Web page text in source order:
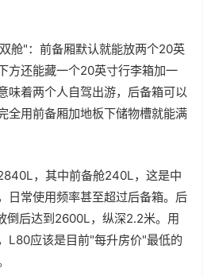
舱"：前备厢默认就能放两个20英
方还能藏一个20英寸行李箱加一
味着两个人自驾出游，后备箱可以
全用前备厢加地板下储物槽就能满
，其中前备舱240L，这是中
日常使用频率甚至超过后备箱。后
倒后达到2600L，纵深2.2米。用
L80应该是目前"每升房价"最低的